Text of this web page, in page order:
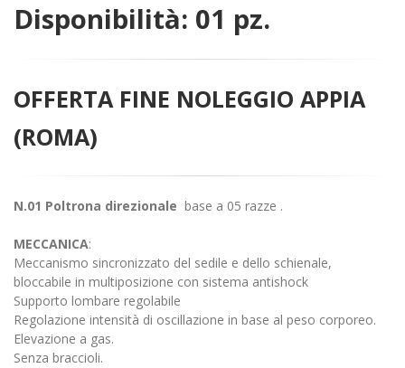
Disponibilità: 01 pz.
OFFERTA FINE NOLEGGIO APPIA
(ROMA)
N.01 Poltrona direzionale base a 05 razze .
MECCANICA:
Meccanismo sincronizzato del sedile e dello schienale,
bloccabile in multiposizione con sistema antishock
Supporto lombare regolabile
Regolazione intensità di oscillazione in base al peso corporeo.
Elevazione a gas.
Senza braccioli.